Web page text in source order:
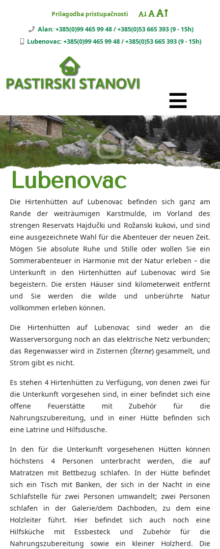
Prilagodba pristupačnosti
Alan: +385(0)99 465 99 48 / +385(0)53 665 393 (9 - 15h)
Lubenovac: +385(0)99 465 99 48 / +385(0)53 665 393 (9 - 15h)
Lubenovac
Die Hirtenhütten auf Lubenovac befinden sich ganz am
Rande der weiträumigen Karstmulde, im Vorland des
strengen Reservats Hajdučki und Rožanski kukovi, und sind
eine ausgezeichnete Wahl für die Abenteuer der neuen Zeit.
Mögen Sie absolute Ruhe und Stille oder wollen Sie ein
Sommerabenteuer in Harmonie mit der Natur erleben – die
Unterkunft in den Hirtenhütten auf Lubenovac wird Sie
begeistern. Die ersten Häuser sind kilometerweit entfernt
und Sie werden die wilde und unberührte Natur
vollkommen erleben können.
Die Hirtenhütten auf Lubenovac sind weder an die
Wasserversorgung noch an das elektrische Netz verbunden;
das Regenwasser wird in Zisternen (Šterne) gesammelt, und
Strom gibt es nicht.
Es stehen 4 Hirtenhütten zu Verfügung, von denen zwei für
die Unterkunft vorgesehen sind, in einer befindet sich eine
offene Feuerstätte mit Zubehör für die
Nahrungszubereitung, und in einer Hütte befinden sich
eine Latrine und Hilfsdusche.
In den für die Unterkunft vorgesehenen Hütten können
höchstens 4 Personen unterbracht werden, die auf
Matratzen mit Bettbezug schlafen. In der Hütte befindet
sich ein Tisch mit Banken, der sich in der Nacht in eine
Schlafstelle für zwei Personen umwandelt; zwei Personen
schlafen in der Galerie/dem Dachboden, zu dem eine
Holzleiter führt. Hier befindet sich auch noch eine
Hilfsküche mit Essbesteck und Zubehör für die
Nahrungszubereitung sowie ein kleiner Holzherd. Die